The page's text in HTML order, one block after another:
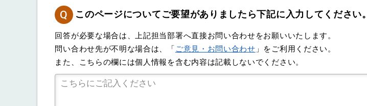
Q このページについてご要望がありましたら下記に入力してください。
回答が必要な場合は、上記担当部署へ直接お問い合わせをお願いいたします。
問い合わせ先が不明な場合は、「 ご意見・お問い合わせ 」をご利用ください。
また、こちらの欄には個人情報を含む内容は記載しないでください。